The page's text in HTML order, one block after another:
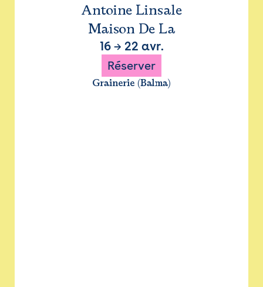
Antoine Linsale
Maison De La
16→ 22 avr.
Réserver
Grainerie (Balma)